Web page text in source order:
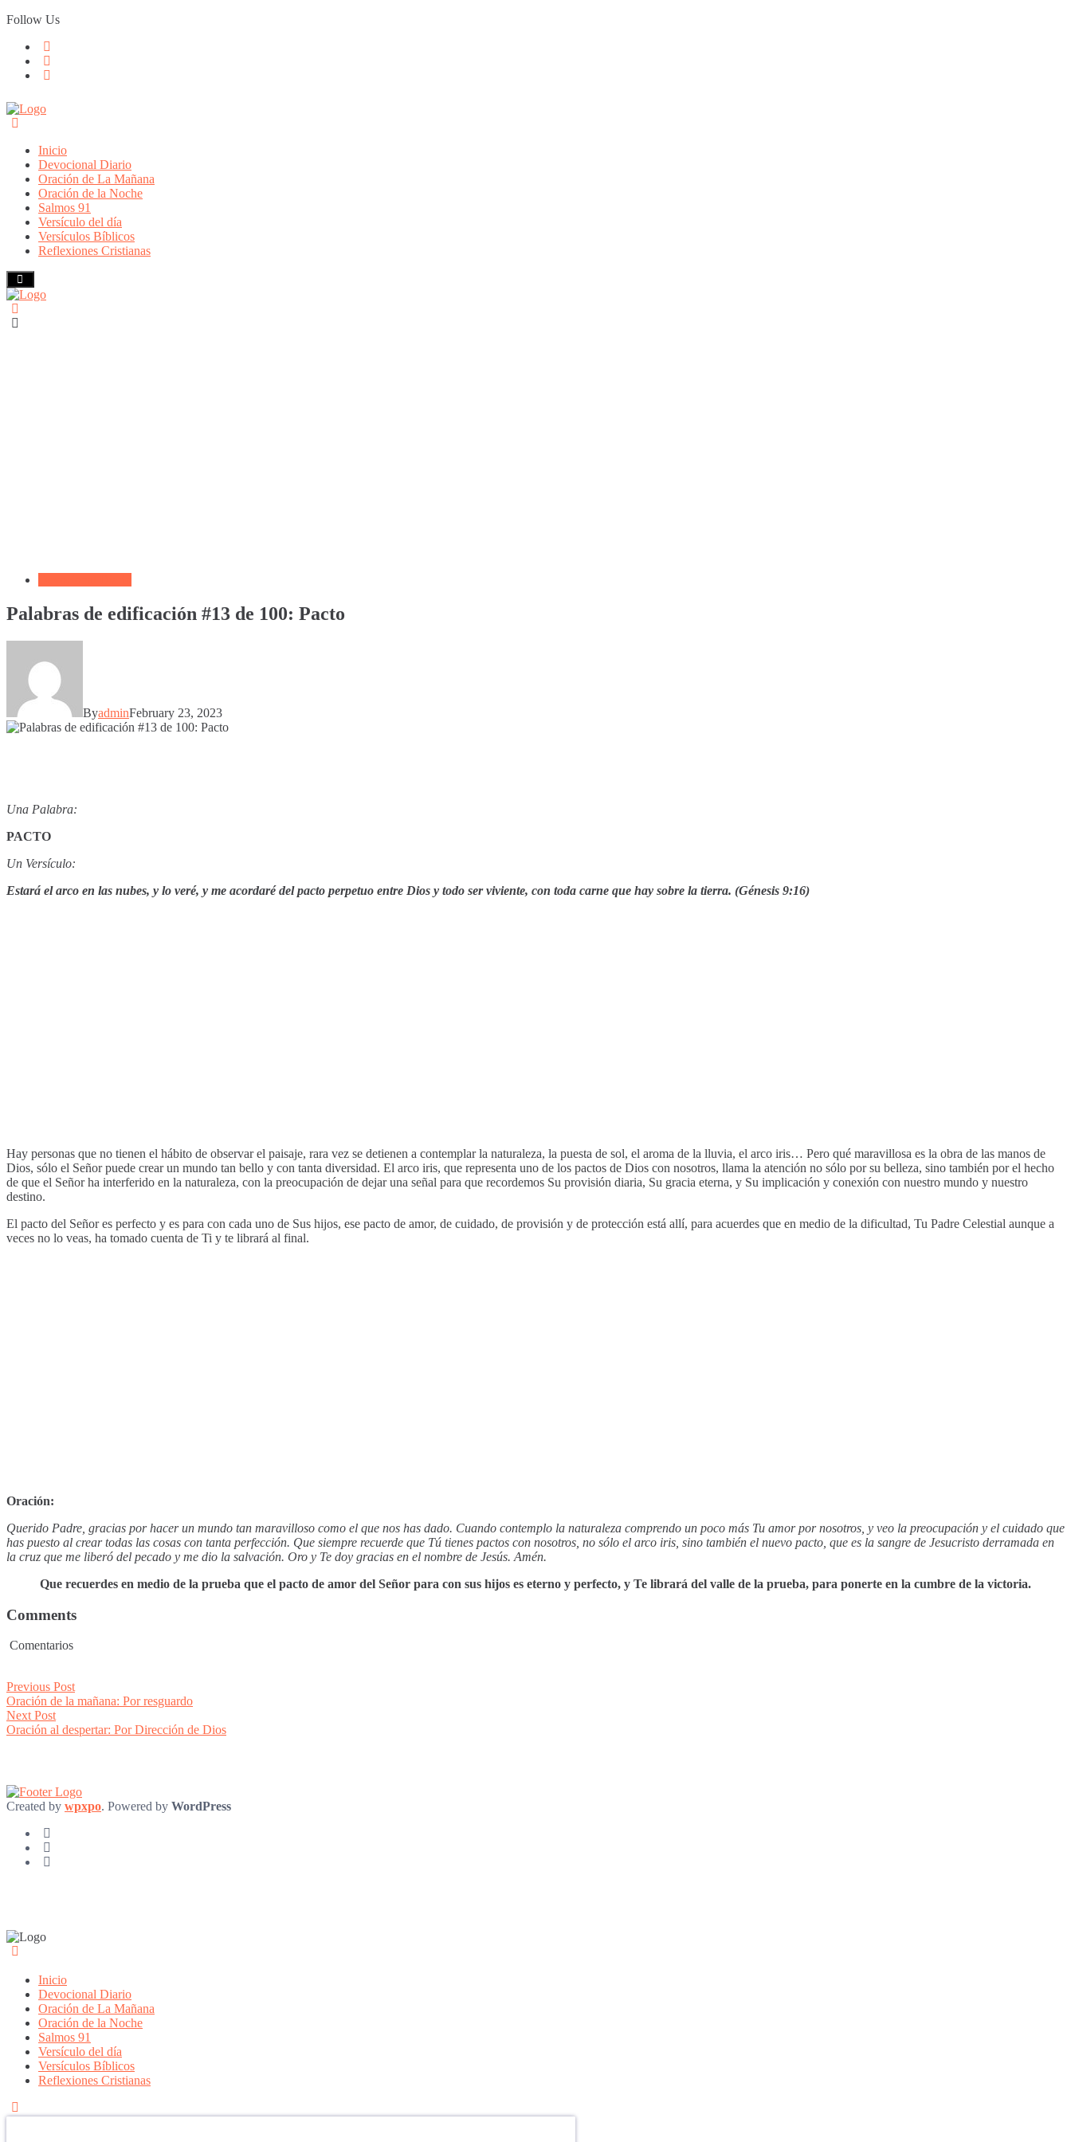
Skip
to
Follow Us
Inicio
Devocional Diario
Oración de La Mañana
Oración de la Noche
Salmos 91
Versículo del día
Versículos Bíblicos
Reflexiones Cristianas
Palabras de edificación #13 de 100: Pacto
ByadminFebruary 23, 2023
Una Palabra:
PACTO
Un Versículo:
Estará el arco en las nubes, y lo veré, y me acordaré del pacto perpetuo entre Dios y todo ser viviente, con toda carne que hay sobre la tierra. (Génesis 9:16)
Hay personas que no tienen el hábito de observar el paisaje, rara vez se detienen a contemplar la naturaleza, la puesta de sol, el aroma de la lluvia, el arco iris… Pero qué maravillosa es la obra de las manos de
Dios, sólo el Señor puede crear un mundo tan bello y con tanta diversidad. El arco iris, que representa uno de los pactos de Dios con nosotros, llama la atención no sólo por su belleza, sino también por el hecho
de que el Señor ha interferido en la naturaleza, con la preocupación de dejar una señal para que recordemos Su provisión diaria, Su gracia eterna, y Su implicación y conexión con nuestro mundo y nuestro
destino.
El pacto del Señor es perfecto y es para con cada uno de Sus hijos, ese pacto de amor, de cuidado, de provisión y de protección está allí, para acuerdes que en medio de la dificultad, Tu Padre Celestial aunque a
veces no lo veas, ha tomado cuenta de Ti y te librará al final.
Oración:
Querido Padre, gracias por hacer un mundo tan maravilloso como el que nos has dado. Cuando contemplo la naturaleza comprendo un poco más Tu amor por nosotros, y veo la preocupación y el cuidado que
has puesto al crear todas las cosas con tanta perfección. Que siempre recuerde que Tú tienes pactos con nosotros, no sólo el arco iris, sino también el nuevo pacto, que es la sangre de Jesucristo derramada en
la cruz que me liberó del pecado y me dio la salvación. Oro y Te doy gracias en el nombre de Jesús. Amén.
Que recuerdes en medio de la prueba que el pacto de amor del Señor para con sus hijos es eterno y perfecto, y Te librará del valle de la prueba, para ponerte en la cumbre de la victoria.
Comments
Comentarios
Post
navigation
Previous PostPrevious
post:
Oración de la mañana: Por resguardo
Next PostNext
post:
Oración al despertar: Por Dirección de Dios
Created by wpxpo. Powered by WordPress
Inicio
Devocional Diario
Oración de La Mañana
Oración de la Noche
Salmos 91
Versículo del día
Versículos Bíblicos
Reflexiones Cristianas